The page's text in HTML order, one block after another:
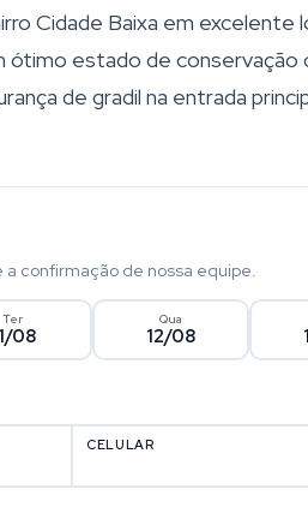
Cidade Baixa em
ótimo estado de conservação
de gradil na entrada
a confirmação de nossa equipe.
Ter
08
Qua
12/08
CELULAR